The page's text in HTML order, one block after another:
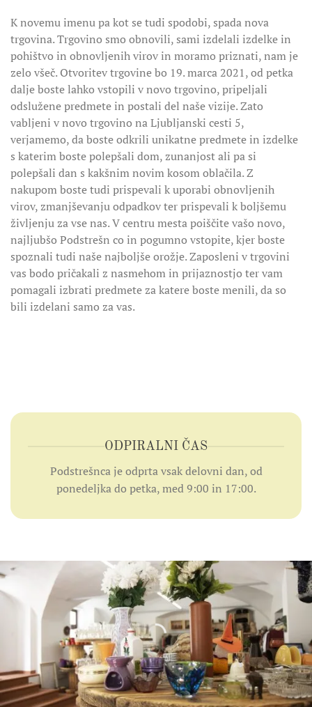
K novemu imenu pa kot se tudi spodobi, spada nova
trgovina. Trgovino smo obnovili, sami izdelali izdelke in
pohištvo in obnovljenih virov in moramo priznati, nam je
zelo všeč. Otvoritev trgovine bo 19. marca 2021, od petka
dalje boste lahko vstopili v novo trgovino, pripeljali
odslužene predmete in postali del naše vizije. Zato
vabljeni v novo trgovino na Ljubljanski cesti 5,
verjamemo, da boste odkrili unikatne predmete in izdelke
s katerim boste polepšali dom, zunanjost ali pa si
polepšali dan s kakšnim novim kosom oblačila. Z
nakupom boste tudi prispevali k uporabi obnovljenih
virov, zmanjševanju odpadkov ter prispevali k boljšemu
življenju za vse nas. V centru mesta poiščite vašo novo,
najljubšo Podstrešn co in pogumno vstopite, kjer boste
spoznali tudi naše najboljše orožje. Zaposleni v trgovini
vas bodo pričakali z nasmehom in prijaznostjo ter vam
pomagali izbrati predmete za katere boste menili, da so
bili izdelani samo za vas.
ODPIRALNI ČAS
Podstrešnca je odprta vsak delovni dan, od
ponedeljka do petka, med 9:00 in 17:00.